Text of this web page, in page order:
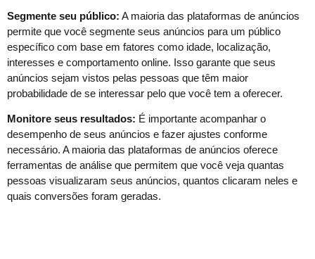
Segmente seu público: A maioria das plataformas de anúncios
permite que você segmente seus anúncios para um público
específico com base em fatores como idade, localização,
interesses e comportamento online. Isso garante que seus
anúncios sejam vistos pelas pessoas que têm maior
probabilidade de se interessar pelo que você tem a oferecer.
Monitore seus resultados: É importante acompanhar o
desempenho de seus anúncios e fazer ajustes conforme
necessário. A maioria das plataformas de anúncios oferece
ferramentas de análise que permitem que você veja quantas
pessoas visualizaram seus anúncios, quantos clicaram neles e
quais conversões foram geradas.